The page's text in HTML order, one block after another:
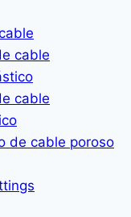
cable
cable
de cable poroso